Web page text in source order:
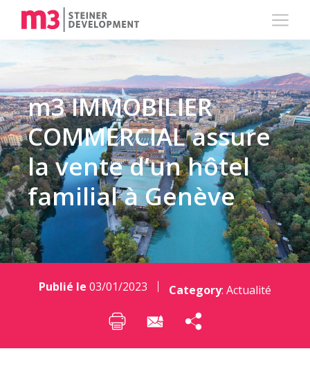
m3 IMMOBILIER
COMMERCIAL assure
la vente d’un hôtel
familial à Genève
Publié le 03/01/2023 Category: Actualité